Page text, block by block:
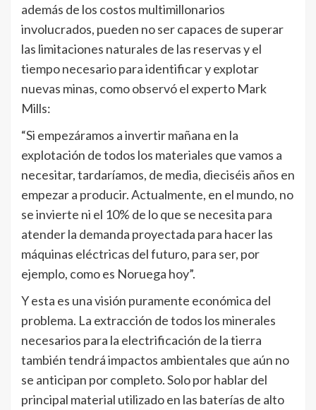
además de los costos multimillonarios
involucrados, pueden no ser capaces de superar
las limitaciones naturales de las reservas y el
tiempo necesario para identificar y explotar
nuevas minas, como observó el experto Mark
Mills:
“Si empezáramos a invertir mañana en la
explotación de todos los materiales que vamos a
necesitar, tardaríamos, de media, dieciséis años en
empezar a producir. Actualmente, en el mundo, no
se invierte ni el 10% de lo que se necesita para
atender la demanda proyectada para hacer las
máquinas eléctricas del futuro, para ser, por
ejemplo, como es Noruega hoy”.
Y esta es una visión puramente económica del
problema. La extracción de todos los minerales
necesarios para la electrificación de la tierra
también tendrá impactos ambientales que aún no
se anticipan por completo. Solo por hablar del
principal material utilizado en las baterías de alto